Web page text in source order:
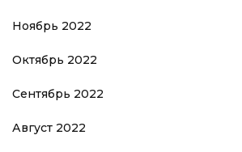
Ноябрь 2022
Октябрь 2022
Сентябрь 2022
Август 2022